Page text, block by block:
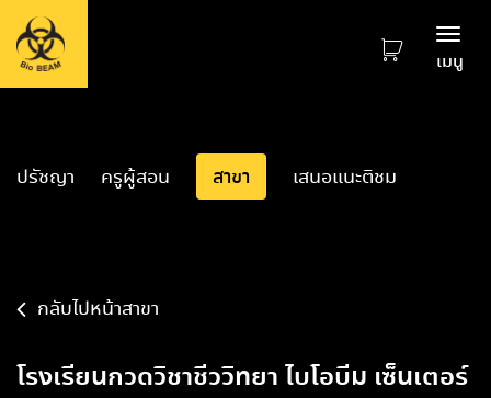
เมนู
ปรัชญา ครูผู้สอน สาขา เสนอแนะติชม
กลับไปหน้าสาขา
โรงเรียนกวดวิชาชีววิทยา ไบโอบีม เซ็นเตอร์